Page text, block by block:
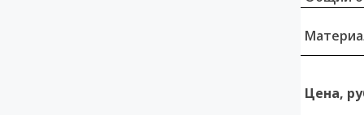
Цена,